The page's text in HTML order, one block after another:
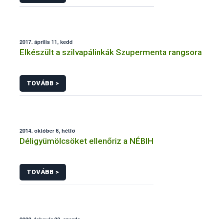
2017. április 11, kedd
Elkészült a szilvapálinkák Szupermenta rangsora
TOVÁBB >
2014. október 6, hétfő
Déligyümölcsöket ellenőriz a NÉBIH
TOVÁBB >